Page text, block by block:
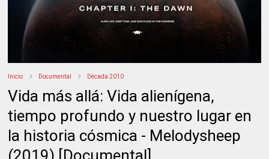
Inicio Documental Década 2010
Vida más allá: Vida alienígena,
tiempo profundo y nuestro lugar en
la historia cósmica - Melodysheep